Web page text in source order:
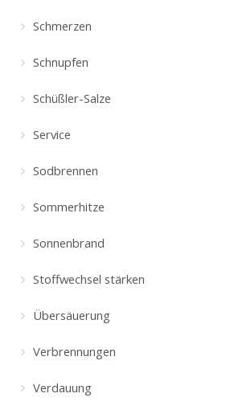
Schmerzen
Schnupfen
Schüßler-Salze
Service
Sodbrennen
Sommerhitze
Sonnenbrand
Stoffwechsel stärken
Übersäuerung
Verbrennungen
Verdauung